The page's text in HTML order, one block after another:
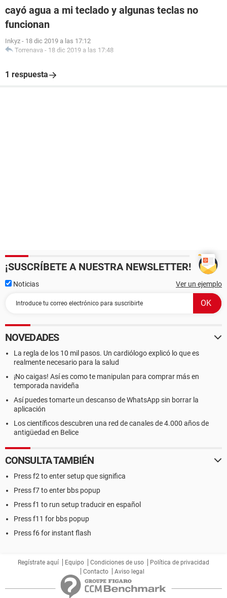
cayó agua a mi teclado y algunas teclas no
funcionan
Inkyz - 18 dic 2019 a las 17:12
Torrenava - 18 dic 2019 a las 17:48
1 respuesta
¡SUSCRÍBETE A NUESTRA NEWSLETTER!
Noticias Ver un ejemplo
NOVEDADES
La regla de los 10 mil pasos. Un cardiólogo explicó lo que es
realmente necesario para la salud
¡No caigas! Así es como te manipulan para comprar más en
temporada navideña
Así puedes tomarte un descanso de WhatsApp sin borrar la
aplicación
Los científicos descubren una red de canales de 4.000 años de
antigüedad en Belice
CONSULTA TAMBIÉN
Press f2 to enter setup que significa
Press f7 to enter bbs popup
Press f1 to run setup traducir en español
Press f11 for bbs popup
Press f6 for instant flash
Regístrate aquí Equipo Condiciones de uso
Política de privacidad
Contacto
Aviso legal